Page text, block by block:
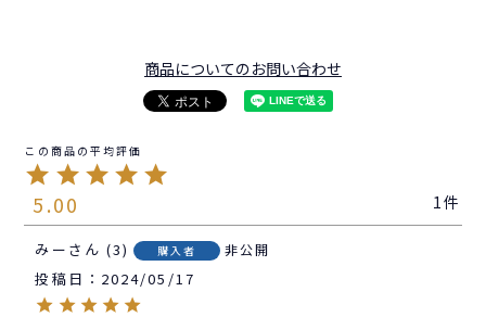
商品についてのお問い合わせ
5.00 1
みー 3 購入者 非公開
投稿日 2024/05/17